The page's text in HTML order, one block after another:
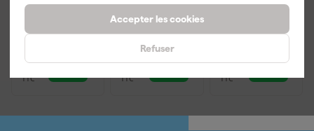
Accepter les cookies
Refuser
magnétique -
Livré demain
18,97
TTC
Livré demain
59,79
TTC
Livré demain
44,19
TTC